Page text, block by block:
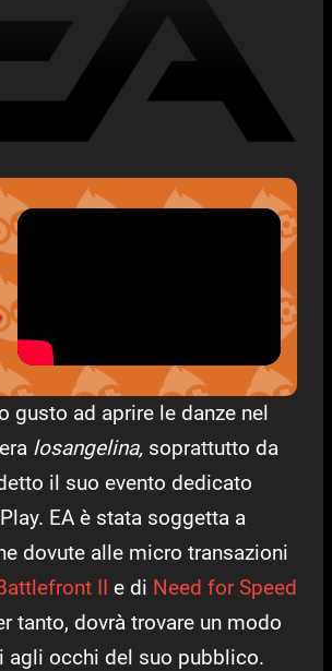
gusto ad aprire le danze nel
losangelina, soprattutto da
il suo evento dedicato
EA è stata soggetta a
dovute alle micro transazioni
II e di Need for Speed
tanto, dovrà trovare un modo
agli occhi del suo pubblico.